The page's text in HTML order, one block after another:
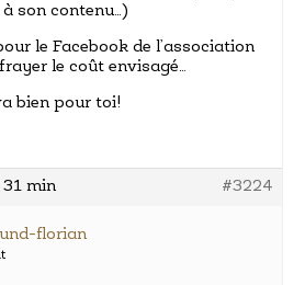
son contenu…)
le Facebook de l’association
le coût envisagé…
bien pour toi!
min #3224
florian